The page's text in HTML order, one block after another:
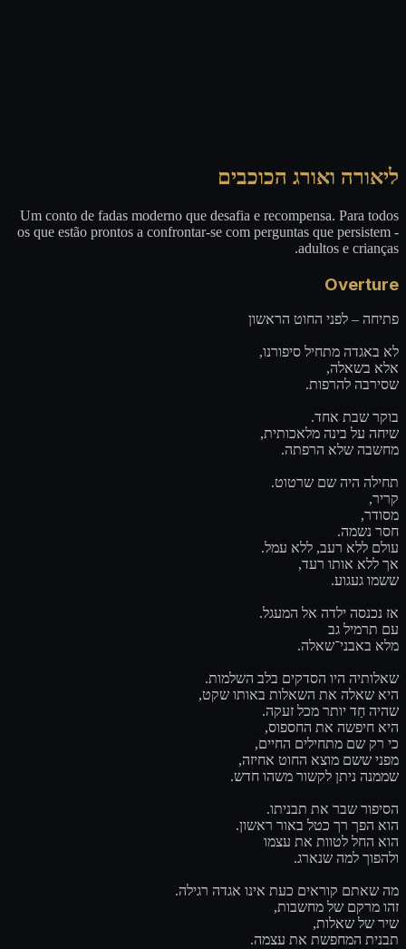
ליאורה ואורג הכוכבים
Um conto de fadas moderno que desafia e recompensa. Para todos
os que estão prontos a confrontar-se com perguntas que persistem -
adultos e crianças.
Overture
פתיחה – לפני החוט הראשון
לא באגדה מתחיל סיפורנו,
אלא בשאלה,
שסירבה להרפות.
בוקר שבת אחד.
שיחה על בינה מלאכותית,
מחשבה שלא הרפתה.
תחילה היה שם שרטוט.
קריר,
מסודר,
חסר נשמה.
עולם ללא רעב, ללא עמל.
אך ללא אותו רעד,
ששמו געגוע.
אז נכנסה ילדה אל המעגל.
עם תרמיל גב
מלא באבני־שאלה.
שאלותיה היו הסדקים בלב השלמות.
היא שאלה את השאלות באותו שקט,
שהיה חַד יותר מכל זעקה.
היא חיפשה את החספוס,
כי רק שם מתחילים החיים,
מפני ששם מוצא החוט אחיזה,
שממנה ניתן לקשור משהו חדש.
הסיפור שבר את תבניתו.
הוא הפך רך כטל באור ראשון.
הוא החל לטוות את עצמו
ולהפוך למה שנארג.
מה שאתם קוראים כעת אינו אגדה רגילה.
זהו מרקם של מחשבות,
שיר של שאלות,
תבנית המחפשת את עצמה.